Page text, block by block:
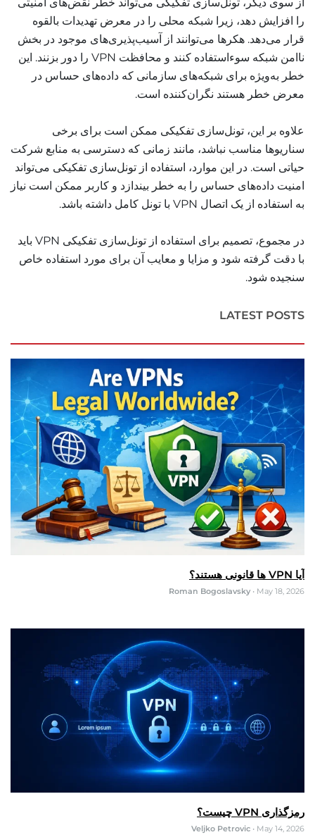
را افزایش دهد، زیرا شبکه محلی را در معرض تهدیدات بالقوه
قرار می‌دهد. هکرها می‌توانند از آسیب‌پذیری‌های موجود در بخش
ناامن شبکه سوءاستفاده کنند و محافظت VPN را دور بزنند. این
خطر به‌ویژه برای شبکه‌های سازمانی که داده‌های حساس در
معرض خطر هستند نگران‌کننده است.
علاوه بر این، تونل‌سازی تفکیکی ممکن است برای برخی
سناریوها مناسب نباشد، مانند زمانی که دسترسی به منابع شرکت
حیاتی است. در این موارد، استفاده از تونل‌سازی تفکیکی می‌تواند
امنیت داده‌های حساس را به خطر بیندازد و کاربر ممکن است نیاز
به استفاده از یک اتصال VPN با تونل کامل داشته باشد.
در مجموع، تصمیم برای استفاده از تونل‌سازی تفکیکی VPN باید
با دقت گرفته شود و مزایا و معایب آن برای مورد استفاده خاص
سنجیده شود.
LATEST POSTS
آیا VPN ها قانونی هستند؟
Roman Bogoslavsky • May 18, 2026
رمزگذاری VPN چیست؟
Veljko Petrovic • May 14, 2026